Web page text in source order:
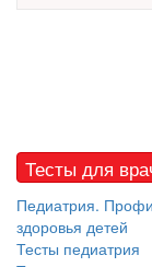
Тесты для
Педиатрия.
здоровья детей
Тесты педиатрия